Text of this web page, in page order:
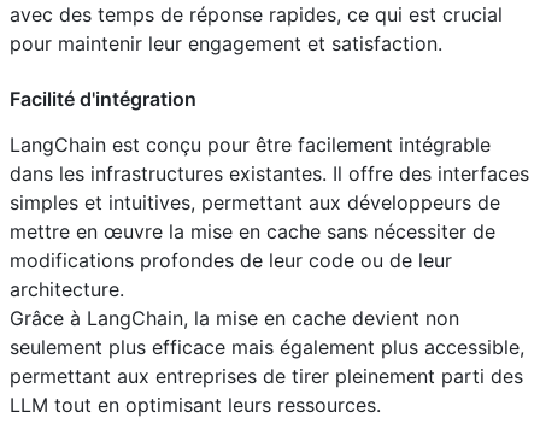
avec des temps de réponse rapides, ce qui est crucial
pour maintenir leur engagement et satisfaction.
Facilité d'intégration
LangChain est conçu pour être facilement intégrable
dans les infrastructures existantes. Il offre des interfaces
simples et intuitives, permettant aux développeurs de
mettre en œuvre la mise en cache sans nécessiter de
modifications profondes de leur code ou de leur
architecture.
Grâce à LangChain, la mise en cache devient non
seulement plus efficace mais également plus accessible,
permettant aux entreprises de tirer pleinement parti des
LLM tout en optimisant leurs ressources.